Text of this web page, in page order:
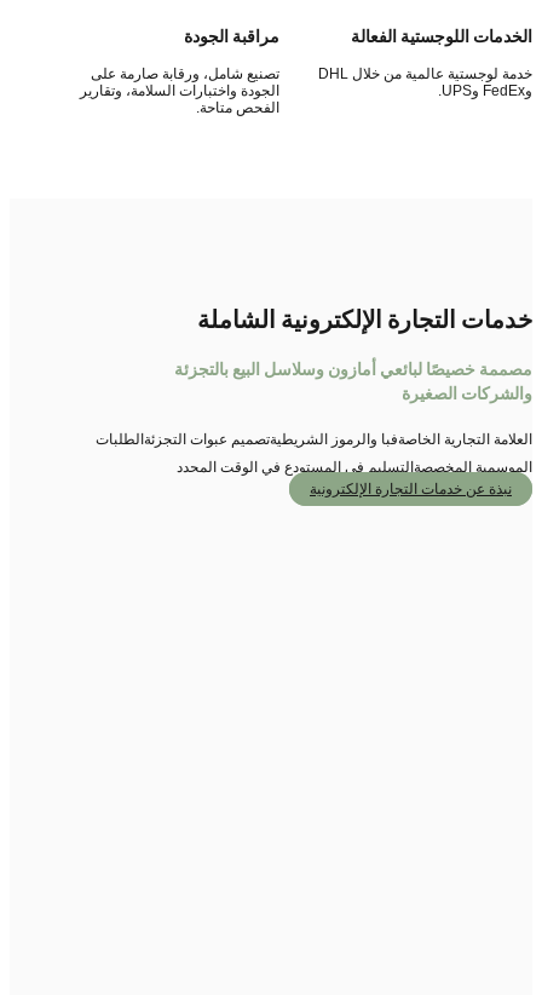
اللوجستية الفعالة
خدمة لوجستية عالمية من خلال DHL
مراقبة الجودة
تصنيع شامل، ورقابة صارمة على
الجودة واختبارات السلامة، وتقارير
الفحص متاحة.
التجارة الإلكترونية الشاملة
خصيصًا لبائعي أمازون وسلاسل البيع بالتجزئة
الصغيرة
التجارية الخاصةفبا والرموز الشريطيةتصميم عبوات التجزئةالطلبات
المخصصةالتسليم في المستودع في الوقت المحدد
نبذة عن خدمات التجارة الإلكترونية